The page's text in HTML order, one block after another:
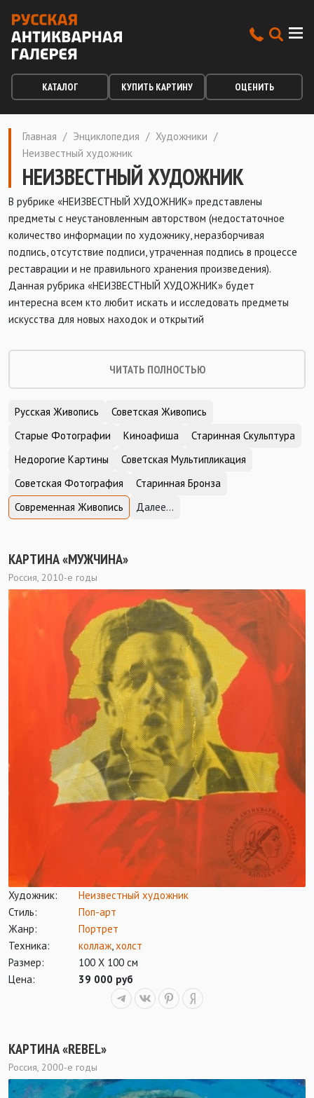
КАТАЛОГ КУПИТЬ КАРТИНУ ОЦЕНИТЬ
Главная / Энциклопедия / Художники /
Неизвестный художник
НЕИЗВЕСТНЫЙ ХУДОЖНИК
В рубрике «НЕИЗВЕСТНЫЙ ХУДОЖНИК» представлены
предметы с неустановленным авторством (недостаточное
количество информации по художнику, неразборчивая
подпись, отсутствие подписи, утраченная подпись в процессе
реставрации и не правильного хранения произведения).
Данная рубрика «НЕИЗВЕСТНЫЙ ХУДОЖНИК» будет
интересна всем кто любит искать и исследовать предметы
искусства для новых находок и открытий
ЧИТАТЬ ПОЛНОСТЬЮ
Русская Живопись
Советская Живопись
Старые Фотографии
Киноафиша
Старинная Скульптура
Недорогие Картины
Советская Мультипликация
Советская Фотография
Старинная Бронза
Современная Живопись
Далее...
КАРТИНА «МУЖЧИНА»
Россия, 2010-е годы
Художник:
Неизвестный художник
Стиль:
Поп-арт
Жанр:
Портрет
Техника:
коллаж,холст
Размер:
100 Х 100 см
Цена:
39 000 руб
КАРТИНА «REBEL»
Россия, 2000-е годы